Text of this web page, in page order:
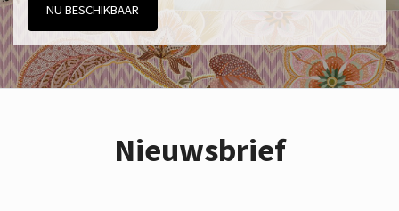
NU BESCHIKBAAR
Nieuwsbrief